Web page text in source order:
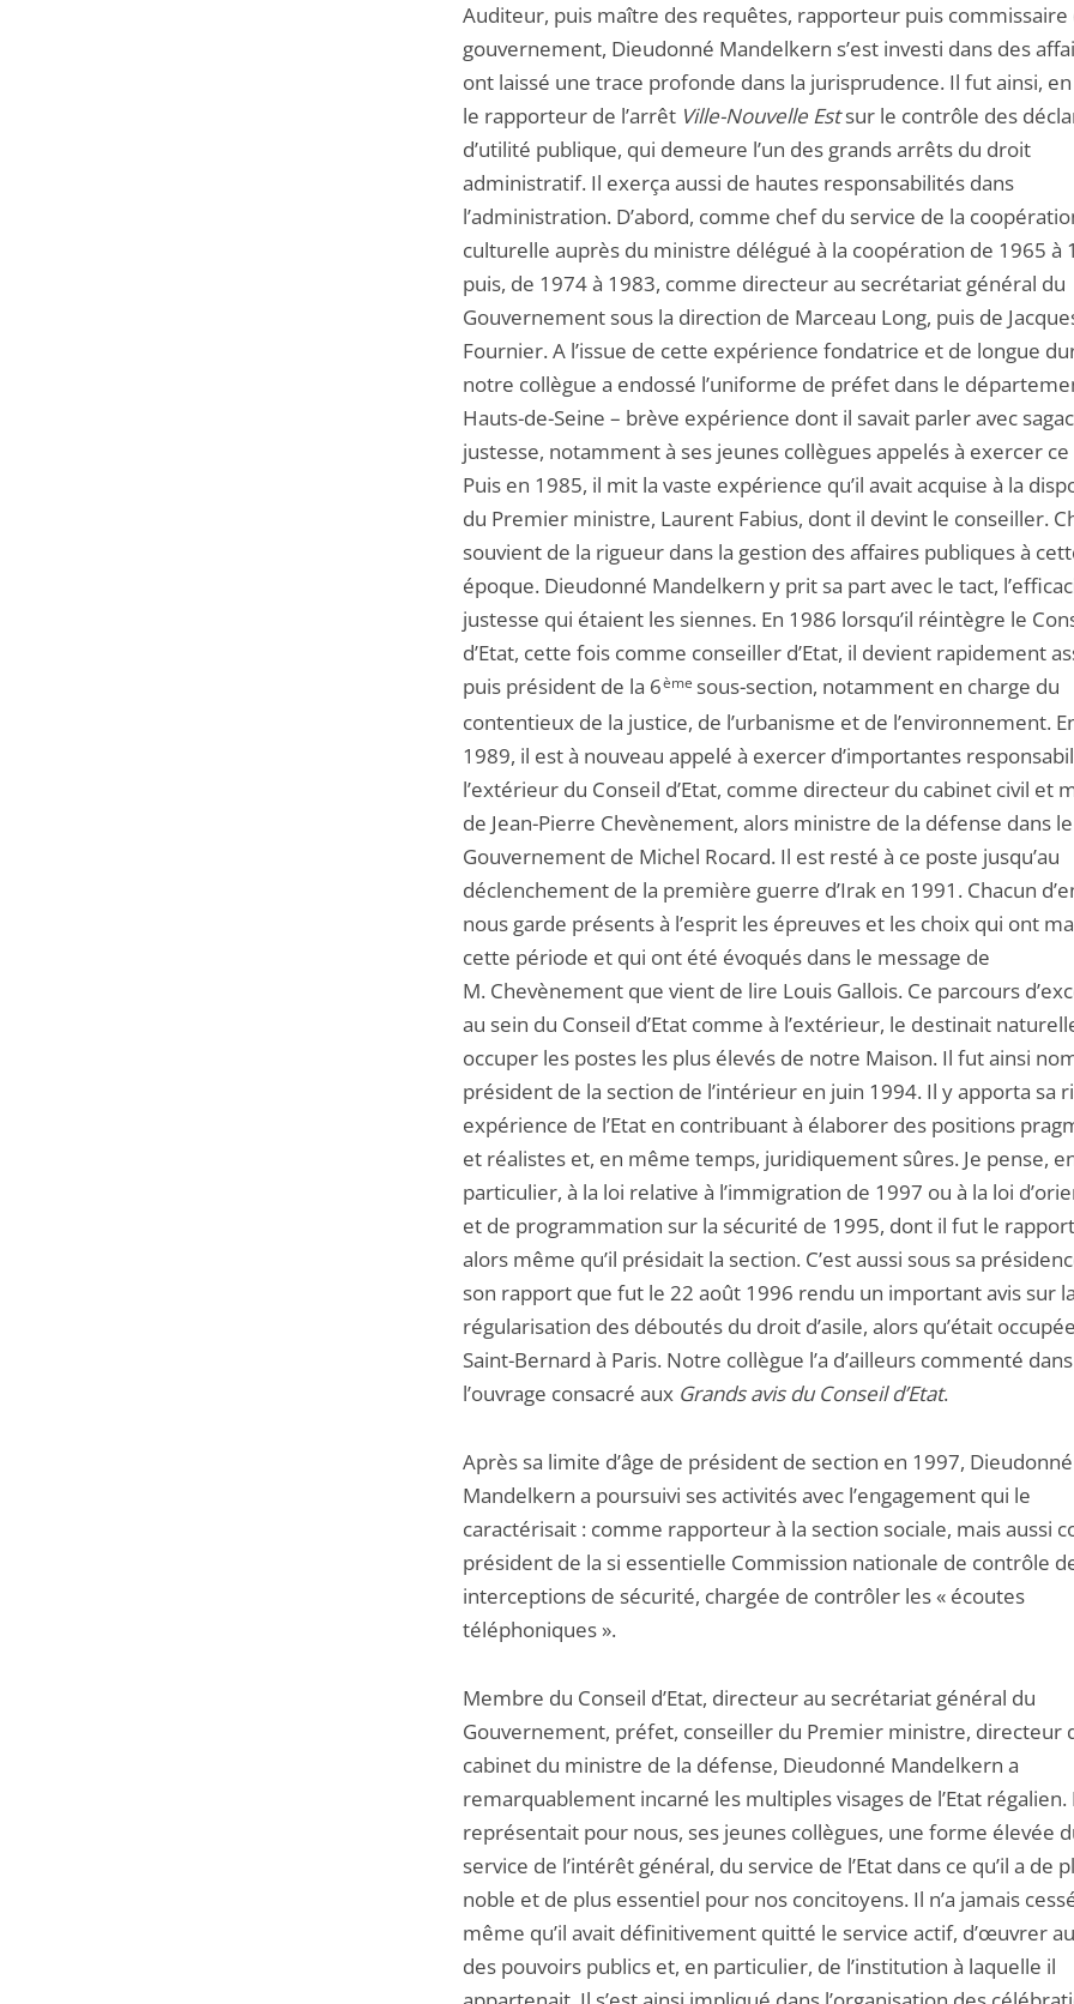
Auditeur, puis maître des requêtes, rapporteur puis commissaire
gouvernement, Dieudonné Mandelkern s’est investi dans des
ont laissé une trace profonde dans la jurisprudence. Il fut ainsi,
le rapporteur de l’arrêt Ville-Nouvelle Estsur le contrôle des
d’utilité publique, qui demeure l’un des grands arrêts du droit
administratif. Il exerça aussi de hautes responsabilités dans
l’administration. D’abord, comme chef du service de la
culturelle auprès du ministre délégué à la coopération de 1965 à
puis, de 1974 à 1983, comme directeur au secrétariat général du
Gouvernement sous la direction de Marceau Long, puis de
Fournier. A l’issue de cette expérience fondatrice et de longue
notre collègue a endossé l’uniforme de préfet dans le
Hauts-de-Seine – brève expérience dont il savait parler avec
justesse, notamment à ses jeunes collègues appelés à exercer
Puis en 1985, il mit la vaste expérience qu’il avait acquise à la
du Premier ministre, Laurent Fabius, dont il devint le conseiller.
souvient de la rigueur dans la gestion des affaires publiques à
époque. Dieudonné Mandelkern y prit sa part avec le tact,
justesse qui étaient les siennes. En 1986 lorsqu’il réintègre le
d’Etat, cette fois comme conseiller d’Etat, il devient rapidement
puis président de la 6ème sous-section, notamment en charge du
contentieux de la justice, de l’urbanisme et de l’environnement.
1989, il est à nouveau appelé à exercer d’importantes
l’extérieur du Conseil d’Etat, comme directeur du cabinet civil et
de Jean-Pierre Chevènement, alors ministre de la défense dans le
Gouvernement de Michel Rocard. Il est resté à ce poste jusqu’au
déclenchement de la première guerre d’Irak en 1991. Chacun
nous garde présents à l’esprit les épreuves et les choix qui ont
cette période et qui ont été évoqués dans le message de
M. Chevènement que vient de lire Louis Gallois. Ce parcours
au sein du Conseil d’Etat comme à l’extérieur, le destinait
occuper les postes les plus élevés de notre Maison. Il fut ainsi
président de la section de l’intérieur en juin 1994. Il y apporta sa
expérience de l’Etat en contribuant à élaborer des positions
et réalistes et, en même temps, juridiquement sûres. Je pense,
particulier, à la loi relative à l’immigration de 1997 ou à la loi
et de programmation sur la sécurité de 1995, dont il fut le
alors même qu’il présidait la section. C’est aussi sous sa
son rapport que fut le 22 août 1996 rendu un important avis sur la
régularisation des déboutés du droit d’asile, alors qu’était
Saint-Bernard à Paris. Notre collègue l’a d’ailleurs commenté dans
l’ouvrage consacré aux Grands avis du Conseil d’Etat.
Après sa limite d’âge de président de section en 1997, Dieudonné
Mandelkern a poursuivi ses activités avec l’engagement qui le
caractérisait : comme rapporteur à la section sociale, mais aussi
président de la si essentielle Commission nationale de contrôle
interceptions de sécurité, chargée de contrôler les « écoutes
téléphoniques ».
Membre du Conseil d’Etat, directeur au secrétariat général du
Gouvernement, préfet, conseiller du Premier ministre, directeur
cabinet du ministre de la défense, Dieudonné Mandelkern a
remarquablement incarné les multiples visages de l’Etat régalien.
représentait pour nous, ses jeunes collègues, une forme élevée
service de l’intérêt général, du service de l’Etat dans ce qu’il a de
noble et de plus essentiel pour nos concitoyens. Il n’a jamais
même qu’il avait définitivement quitté le service actif, d’œuvrer
des pouvoirs publics et, en particulier, de l’institution à laquelle il